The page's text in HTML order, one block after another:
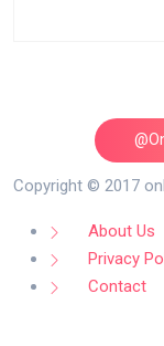
Copyright © 2017
About Us
Privacy
Contact